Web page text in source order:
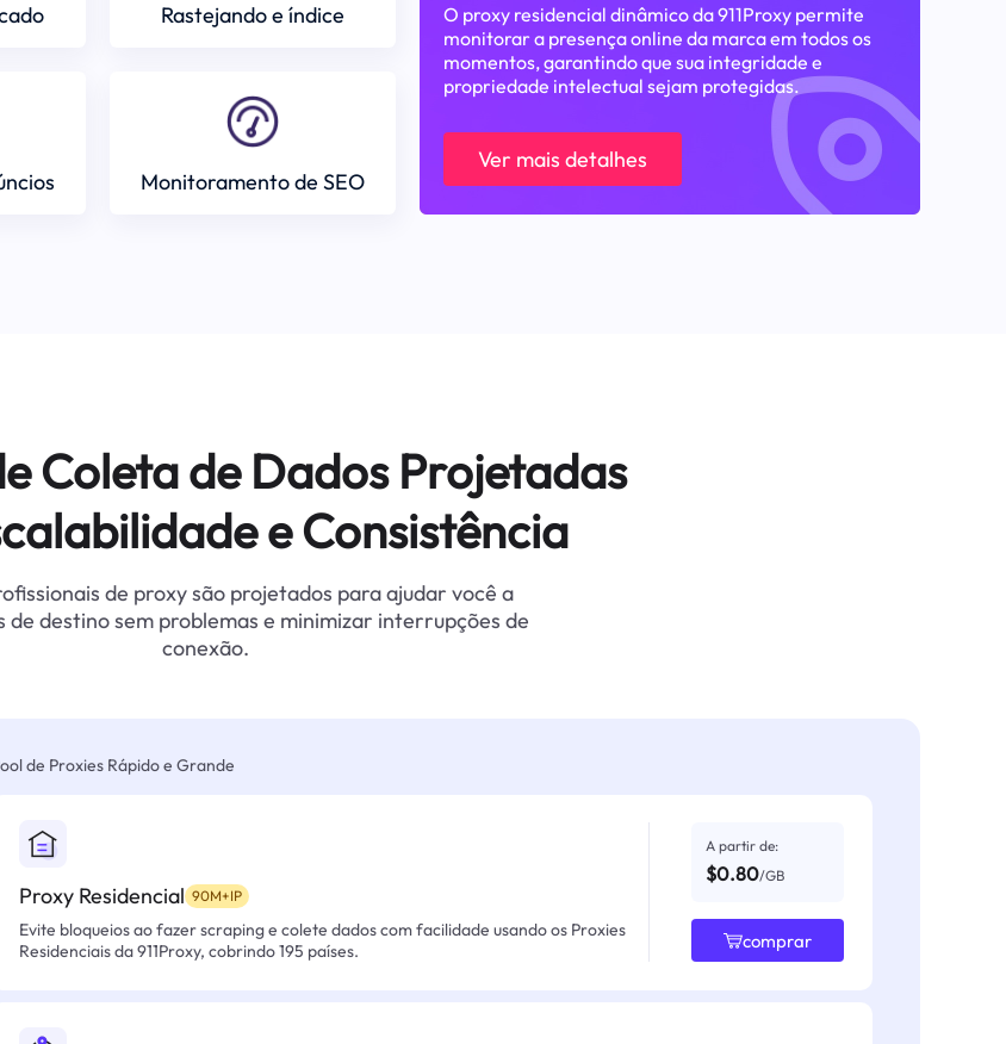
Rastejando e índice
Monitoramento de SEO
O proxy residencial dinâmico da 911Proxy permite
monitorar a presença online da marca em todos os
momentos, garantindo que sua integridade e
propriedade intelectual sejam protegidas.
Ver mais detalhes
Coleta de Dados Projetadas
e Consistência
de proxy são projetados para ajudar você a
de destino sem problemas e minimizar interrupções de
conexão.
de Proxies Rápido e Grande
Proxy Residencial 90M+IP
Evite bloqueios ao fazer scraping e colete dados com facilidade usando os Proxies
Residenciais da 911Proxy, cobrindo 195 países.
A partir de:
$0.80/GB
comprar